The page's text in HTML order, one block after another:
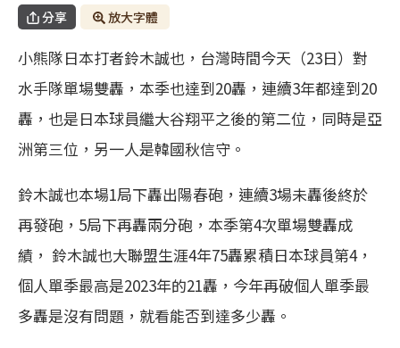
分享 放大字體
小熊隊日本打者鈴木誠也，台灣時間今天（23日）對
水手隊單場雙轟，本季也達到20轟，連續3年都達到20
轟，也是日本球員繼大谷翔平之後的第二位，同時是亞
洲第三位，另一人是韓國秋信守。
鈴木誠也本場1局下轟出陽春砲，連續3場未轟後終於
再發砲，5局下再轟兩分砲，本季第4次單場雙轟成
績， 鈴木誠也大聯盟生涯4年75轟累積日本球員第4，
個人單季最高是2023年的21轟，今年再破個人單季最
多轟是沒有問題，就看能否到達多少轟。